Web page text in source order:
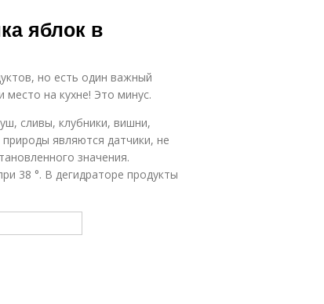
яблок в
но есть один важный
на кухне! Это минус.
сливы, клубники, вишни,
являются датчики, не
значения.
38 °. В дегидраторе продукты